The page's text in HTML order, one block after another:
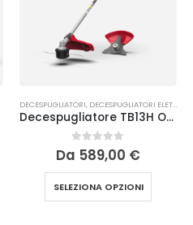
,DECESPUGLIATORI
DECESPUGLIATORI, DECESPUGLIATORI ELETTRICI ED A BATTERIA
Decespugliatore TB13H Optimus Cramer
Su 5
Da 589,00 €
SELEZIONA OPZIONI